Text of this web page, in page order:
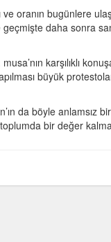
ve oranın bugünlere
daha sonra
karşılıklı
büyük
da böyle anlamsız
bir değer